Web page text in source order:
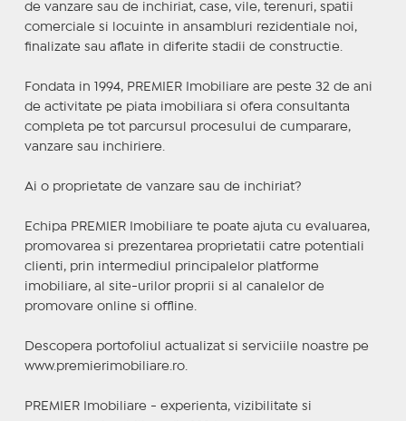
de vanzare sau de inchiriat, case, vile, terenuri, spatii
comerciale si locuinte in ansambluri rezidentiale noi,
finalizate sau aflate in diferite stadii de constructie.
Fondata in 1994, PREMIER Imobiliare are peste 32 de ani
de activitate pe piata imobiliara si ofera consultanta
completa pe tot parcursul procesului de cumparare,
vanzare sau inchiriere.
Ai o proprietate de vanzare sau de inchiriat?
Echipa PREMIER Imobiliare te poate ajuta cu evaluarea,
promovarea si prezentarea proprietatii catre potentiali
clienti, prin intermediul principalelor platforme
imobiliare, al site-urilor proprii si al canalelor de
promovare online si offline.
Descopera portofoliul actualizat si serviciile noastre pe
www.premierimobiliare.ro.
PREMIER Imobiliare - experienta, vizibilitate si